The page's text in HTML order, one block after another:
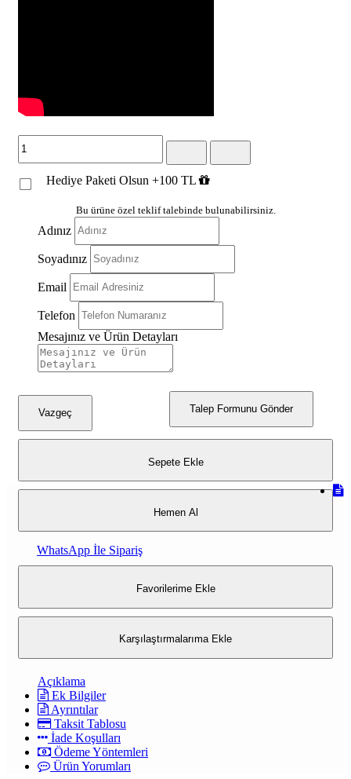
Hediye Paketi Olsun +100 TL
Bu ürüne özel teklif talebinde bulunabilirsiniz.
Adınız
Soyadınız
Email
Telefon
Mesajınız ve Ürün Detayları
Talep Formunu Gönder
Vazgeç
Sepete Ekle
Hemen Al
WhatsApp İle Sipariş
Favorilerime Ekle
Karşılaştırmalarıma Ekle
Açıklama
Ek Bilgiler
Ayrıntılar
Taksit Tablosu
İade Koşulları
Ödeme Yöntemleri
Ürün Yorumları